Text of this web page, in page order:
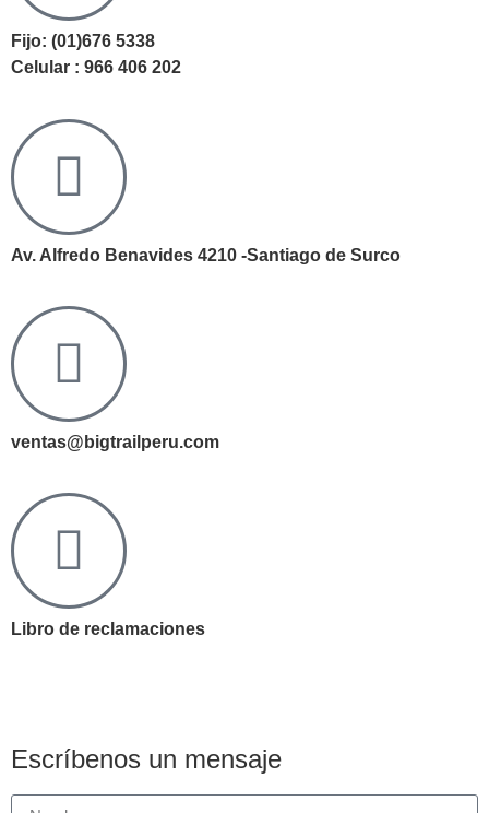
Fijo: (01)676 5338
Celular : 966 406 202
Av. Alfredo Benavides 4210 -Santiago de Surco
ventas@bigtrailperu.com
Libro de reclamaciones
Escríbenos un mensaje